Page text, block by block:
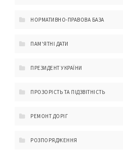
НОРМАТИВНО-ПРАВОВА БАЗА
ПАМ'ЯТНІ ДАТИ
ПРЕЗИДЕНТ УКРАЇНИ
ПРОЗОРІСТЬ ТА ПІДЗВІТНІСТЬ
РЕМОНТ ДОРІГ
РОЗПОРЯДЖЕННЯ